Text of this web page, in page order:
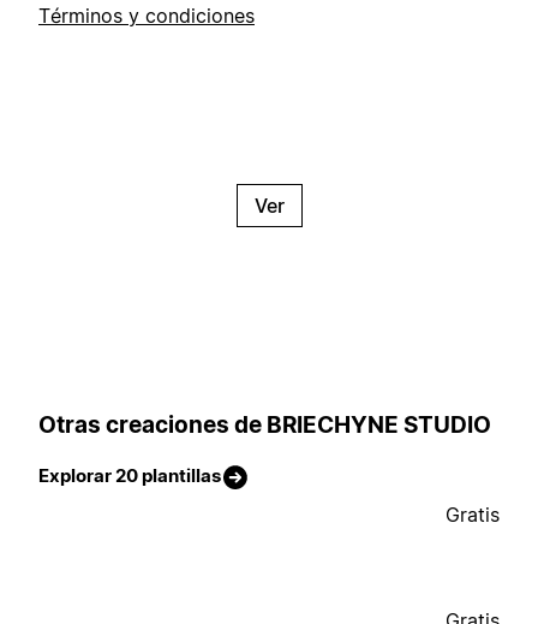
Términos y condiciones
Ver
Otras creaciones de BRIECHYNE STUDIO
Explorar 20 plantillas
Gratis